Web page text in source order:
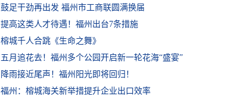
鼓足干劲再出发 福州市工商联圆满换届
提高这类人才待遇！福州出台7条措施
榕城千人合跳《生命之舞》
五月追花去！福州多个公园开启新一轮花海“盛宴”
降雨接近尾声！福州阳光即将回归！
福州：榕城海关新举措提升企业出口效率